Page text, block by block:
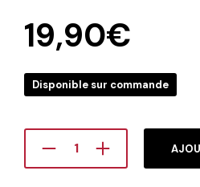
19,90€
Disponible sur commande